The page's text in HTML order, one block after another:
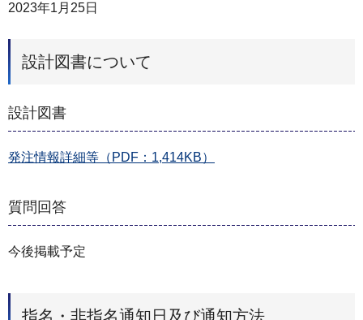
2023年1月25日
設計図書について
設計図書
発注情報詳細等（PDF：1,414KB）
質問回答
今後掲載予定
指名・非指名通知日及び通知方法